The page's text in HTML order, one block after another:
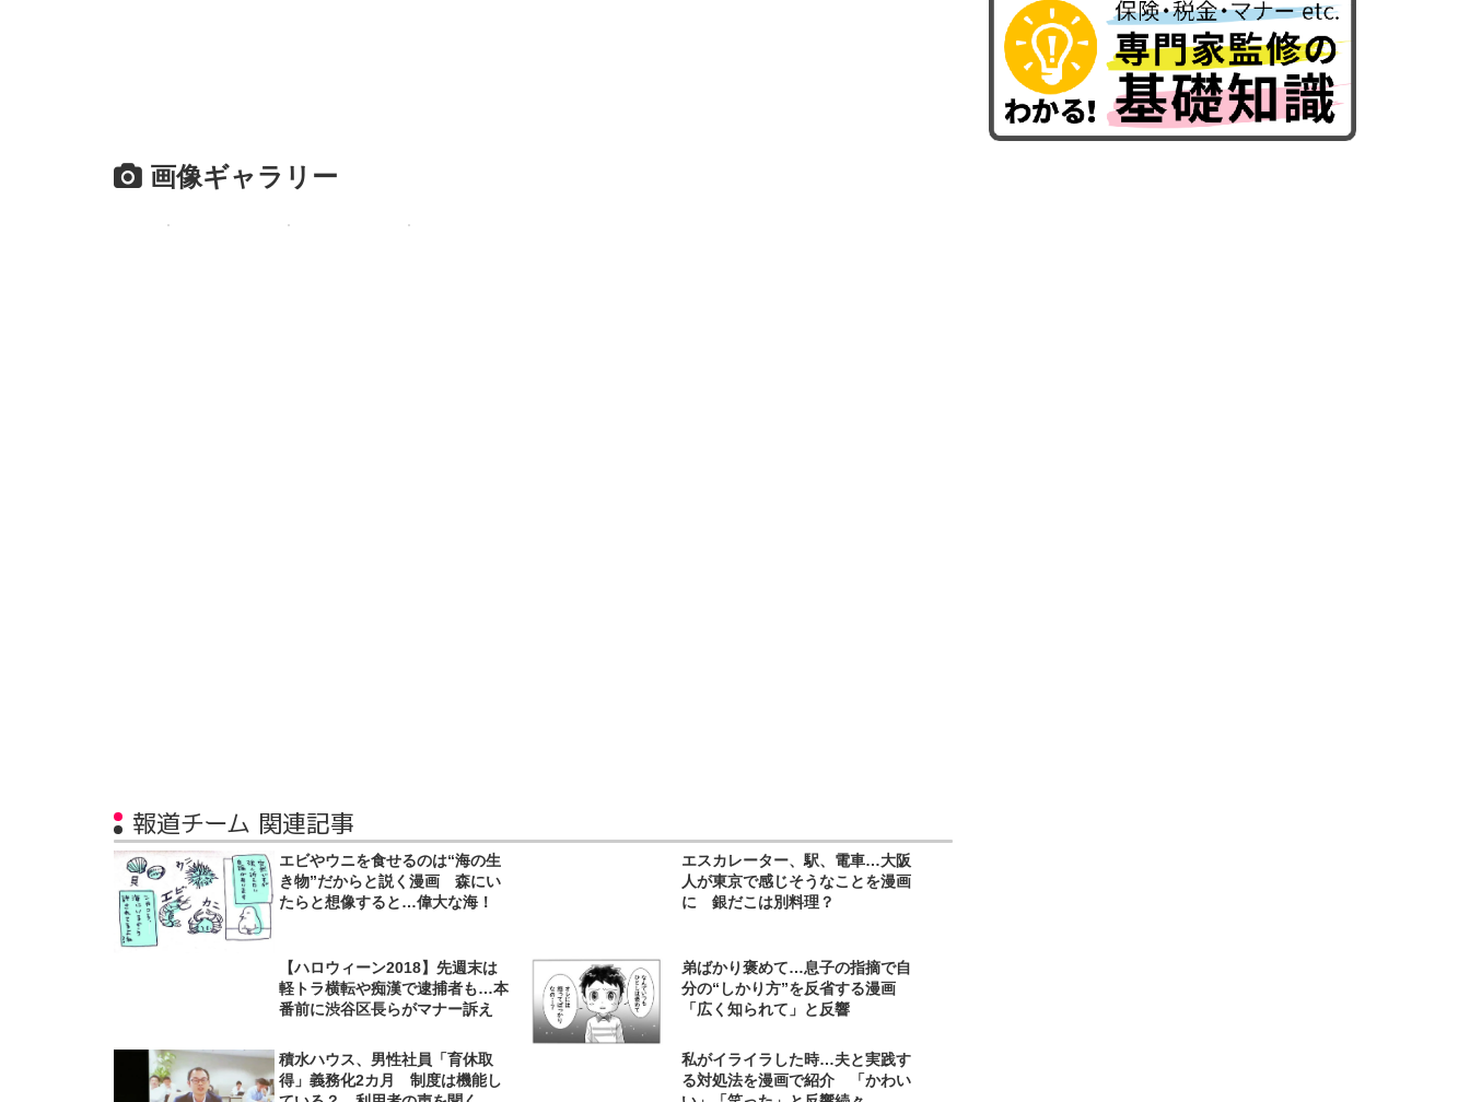
画像ギャラリー
報道チーム 関連記事
エビやウニを食せるのは“海の生
き物”だからと説く漫画 森にい
たらと想像すると…偉大な海！
エスカレーター、駅、電車…大阪
人が東京で感じそうなことを漫画
に 銀だこは別料理？
【ハロウィーン2018】先週末は
軽トラ横転や痴漢で逮捕者も…本
番前に渋谷区長らがマナー訴え
弟ばかり褒めて…息子の指摘で自
分の“しかり方”を反省する漫画
「広く知られて」と反響
積水ハウス、男性社員「育休取
得」義務化2カ月 制度は機能し
私がイライラした時…夫と実践す
る対処法を漫画で紹介 「かわい